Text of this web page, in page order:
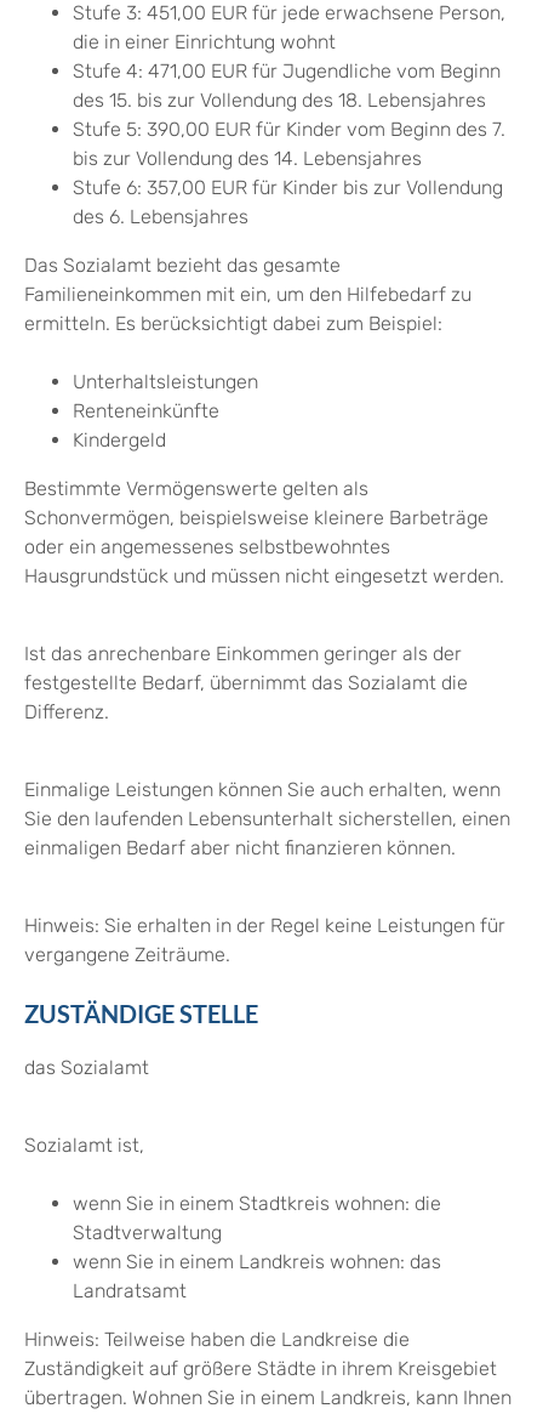
Stufe 3: 451,00 EUR für jede erwachsene Person,
die in einer Einrichtung wohnt
Stufe 4: 471,00 EUR für Jugendliche vom Beginn
des 15. bis zur Vollendung des 18. Lebensjahres
Stufe 5: 390,00 EUR für Kinder vom Beginn des 7.
bis zur Vollendung des 14. Lebensjahres
Stufe 6: 357,00 EUR für Kinder bis zur Vollendung
des 6. Lebensjahres
Das Sozialamt bezieht das gesamte
Familieneinkommen mit ein, um den Hilfebedarf zu
ermitteln. Es berücksichtigt dabei zum Beispiel:
Unterhaltsleistungen
Renteneinkünfte
Kindergeld
Bestimmte Vermögenswerte gelten als
Schonvermögen, beispielsweise kleinere Barbeträge
oder ein angemessenes selbstbewohntes
Hausgrundstück und müssen nicht eingesetzt werden.
Ist das anrechenbare Einkommen geringer als der
festgestellte Bedarf, übernimmt das Sozialamt die
Differenz.
Einmalige Leistungen können Sie auch erhalten, wenn
Sie den laufenden Lebensunterhalt sicherstellen, einen
einmaligen Bedarf aber nicht finanzieren können.
Hinweis: Sie erhalten in der Regel keine Leistungen für
vergangene Zeiträume.
ZUSTÄNDIGE STELLE
das Sozialamt
Sozialamt ist,
wenn Sie in einem Stadtkreis wohnen: die
Stadtverwaltung
wenn Sie in einem Landkreis wohnen: das
Landratsamt
Hinweis: Teilweise haben die Landkreise die
Zuständigkeit auf größere Städte in ihrem Kreisgebiet
übertragen. Wohnen Sie in einem Landkreis, kann Ihnen